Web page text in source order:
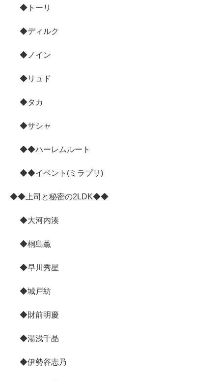
◆トーリ
◆ディルク
◆ノイン
◆リュド
◆タカ
◆サシャ
◆◆ハーレムルート
◆◆イベント(ミラプリ)
◆◆上司と秘密の2LDK◆◆
◆大河内湊
◆桐島薫
◆早川秀星
◆城戸紡
◆財前明慶
◆湯浅千晶
◆伊勢谷志乃